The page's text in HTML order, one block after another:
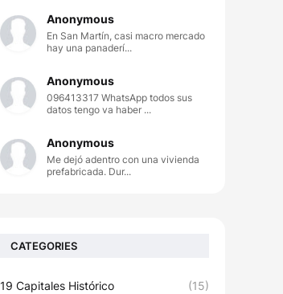
Anonymous
En San Martín, casi macro mercado
hay una panaderí...
Anonymous
096413317 WhatsApp todos sus
datos tengo va haber ...
Anonymous
Me dejó adentro con una vivienda
prefabricada. Dur...
CATEGORIES
19 Capitales Histórico (15)